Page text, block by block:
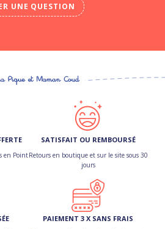
UNE QUESTION
en Point
SATISFAIT OU REMBOURSÉ
Retours en boutique et sur le site sous 30
jours
PAIEMENT 3 X SANS FRAIS